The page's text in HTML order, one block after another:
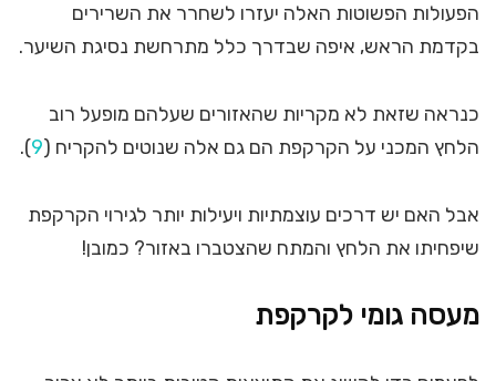
הפעולות הפשוטות האלה יעזרו לשחרר את השרירים
בקדמת הראש, איפה שבדרך כלל מתרחשת נסיגת השיער.
כנראה שזאת לא מקריות שהאזורים שעלהם מופעל רוב
הלחץ המכני על הקרקפת הם גם אלה שנוטים להקריח (9
).
אבל האם יש דרכים עוצמתיות ויעילות יותר לגירוי הקרקפת
שיפחיתו את הלחץ והמתח שהצטברו באזור? כמובן!
מעסה גומי לקרקפת